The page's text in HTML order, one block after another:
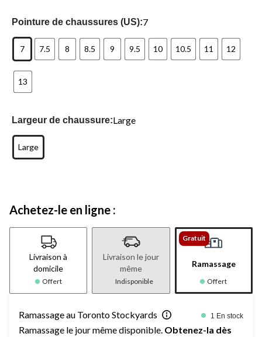
Pointure de chaussures (US):7
7 7.5 8 8.5 9 9.5 10 10.5 11 12
13
Largeur de chaussure:Large
Large
Achetez-le en ligne :
Livraison à
domicile
Offert
Livraison le jour
même
Indisponible
Gratuit
Ramassage
Offert
Ramassage au Toronto Stockyards 1 En stock
Ramassage le jour même disponible. Obtenez-la dès